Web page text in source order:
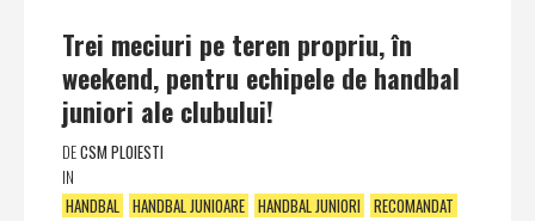
Trei meciuri pe teren propriu, în
weekend, pentru echipele de handbal
juniori ale clubului!
DECSM PLOIESTI
IN
HANDBAL HANDBAL JUNIOARE HANDBAL JUNIORI RECOMANDAT